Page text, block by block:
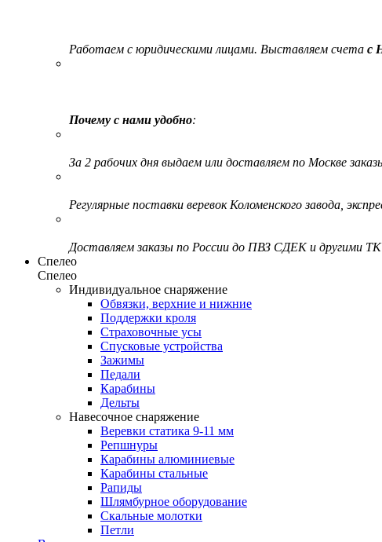
Работаем с юридическими лицами. Выставляем счета с
Почему с нами удобно:
За 2 рабочих дня выдаем или доставляем по Москве
Регулярные поставки веревок Коломенского завода,
Доставляем заказы по России до ПВЗ СДЕК и другими
Спелео
Спелео
Индивидуальное снаряжение
Обвязки, верхние и нижние
Поддержки кроля
Страховочные усы
Спусковые устройства
Зажимы
Педали
Карабины
Дельты
Навесочное снаряжение
Веревки статика 9-11 мм
Репшнуры
Карабины алюминиевые
Карабины стальные
Рапиды
Шлямбурное оборудование
Скальные молотки
Петли